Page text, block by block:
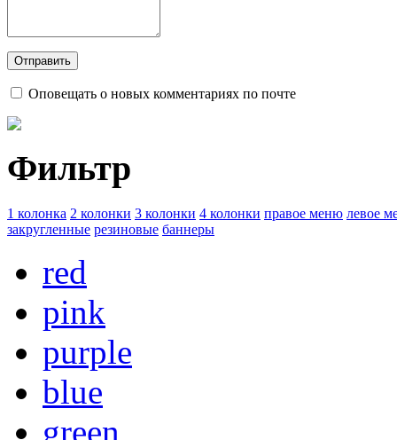
Оповещать о новых комментариях по почте
Фильтр
1 колонка 2 колонки 3 колонки 4 колонки правое меню левое
закругленные резиновые баннеры
red
pink
purple
blue
green